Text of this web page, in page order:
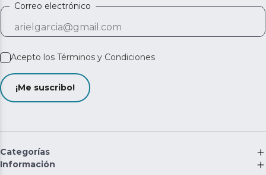
Correo electrónico
Acepto los Términos y Condiciones
¡Me suscribo!
Categorías
Información